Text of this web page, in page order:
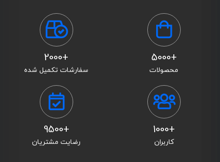
+5000
محصولات
+2000
سفارشات تکمیل شده
+1000
کاربران
+9500
رضایت مشتریان